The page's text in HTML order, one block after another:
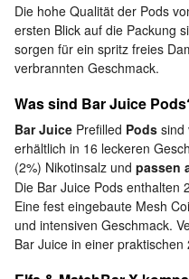
Die hohe Qualität der Pods
ersten Blick auf die Packung
sorgen für ein spritz freies
verbrannten Geschmack.
Was sind Bar Juice
Bar Juice Prefilled Pods sind
erhältlich in 16 leckeren
(2%) Nikotinsalz und passen
Die Bar Juice Pods enthalten
Eine fest eingebaute Mesh
und intensiven Geschmack.
Bar Juice in einer praktischen